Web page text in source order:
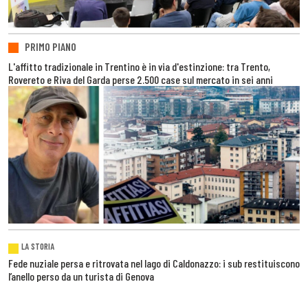
PRIMO PIANO
L'affitto tradizionale in Trentino è in via d'estinzione: tra Trento,
Rovereto e Riva del Garda perse 2.500 case sul mercato in sei anni
LA STORIA
Fede nuziale persa e ritrovata nel lago di Caldonazzo: i sub restituiscono
l’anello perso da un turista di Genova